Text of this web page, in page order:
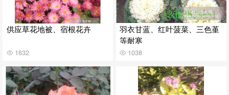
供应草花地被、宿根花卉
1632
羽衣甘蓝、红叶菠菜、三色堇
等耐寒
1038